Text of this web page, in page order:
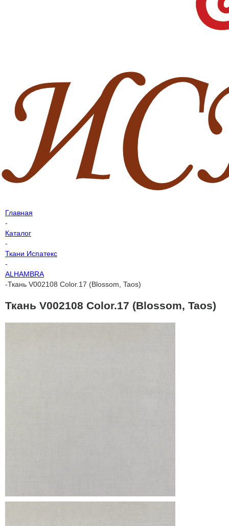
Главная
-
Каталог
-
Ткани Испатекс
-
ALHAMBRA
-Ткань V002108 Color.17 (Blossom, Taos)
Ткань V002108 Color.17 (Blossom, Taos)